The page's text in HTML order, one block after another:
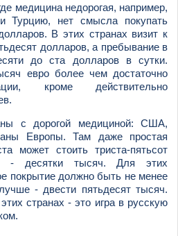
медицина недорогая, например,
Турцию, нет смысла покупать
В этих странах визит к
долларов, а пребывание в
до ста долларов в сутки.
евро более чем достаточно
кроме действительно
с дорогой медициной: США,
Европы. Там даже простая
может стоить триста-пятьсот
- десятки тысяч. Для этих
покрытие должно быть не менее
- двести пятьдесят тысяч.
странах - это игра в русскую